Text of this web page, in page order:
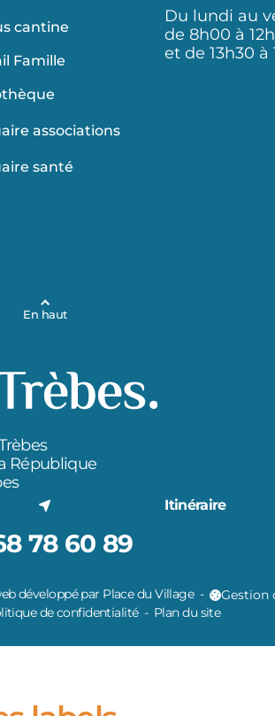
cantine
Famille
associations
santé
Du lundi au
de 8h00 à
et de 13h30 à
En haut
République
Itinéraire
78 60 89
développé par Place du Village
Gestion
de confidentialité Plan du site